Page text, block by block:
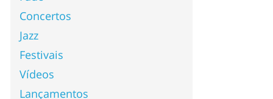
Concertos
Jazz
Festivais
Vídeos
Lançamentos